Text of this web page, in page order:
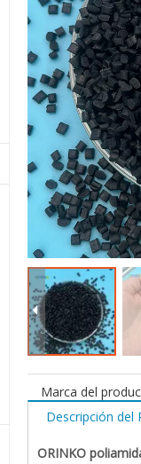
Marca del
Descripción del
ORINKO